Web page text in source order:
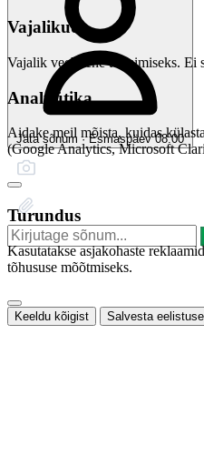
Jäta sõnum · Esmaspäev 08:00
Vajalikud
Vajalik veebilehe toimimiseks. Ei
Analüütika
Aidake meil mõista, kuidas
(Google Analytics, Microsoft
Turundus
Kasutatakse asjakohaste
tõhususe mõõtmiseks.
Keeldu kõigist Salvesta